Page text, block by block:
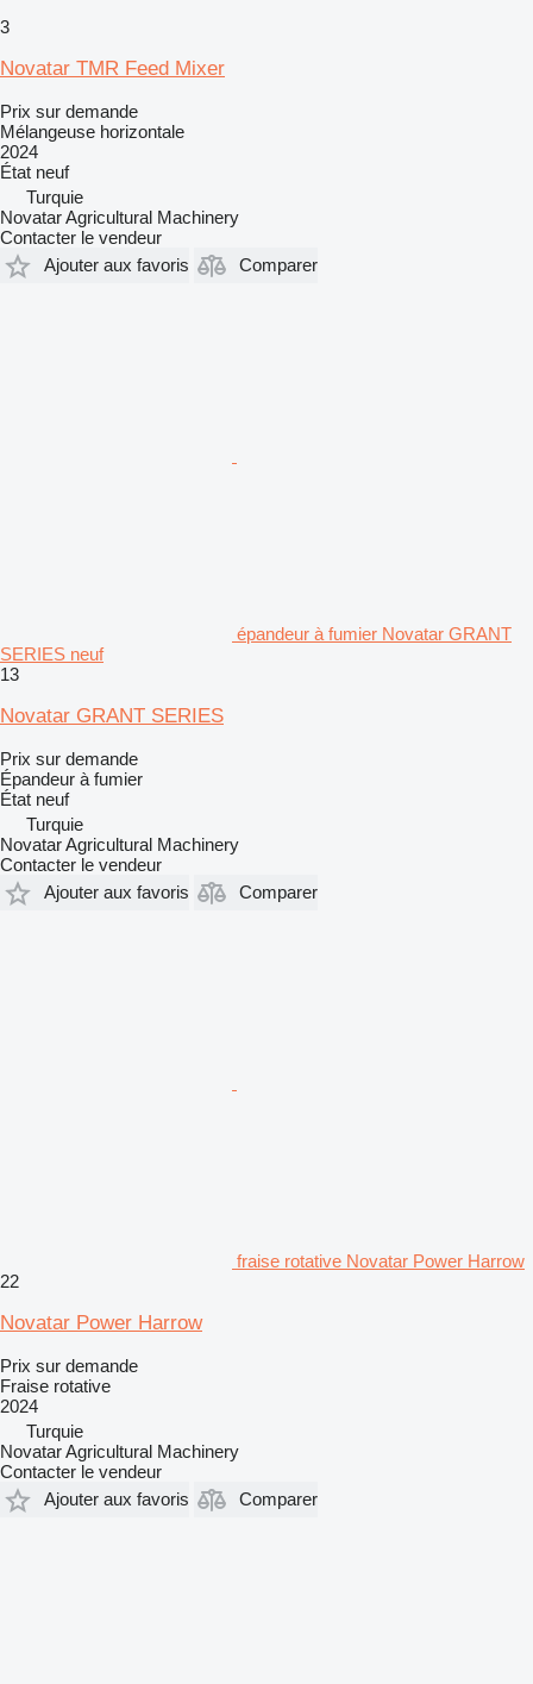
3
Novatar TMR Feed Mixer
Prix sur demande
Mélangeuse horizontale
2024
État neuf
Turquie
Novatar Agricultural Machinery
Contacter le vendeur
Ajouter aux favoris
Comparer
épandeur à fumier Novatar GRANT
SERIES neuf
13
Novatar GRANT SERIES
Prix sur demande
Épandeur à fumier
État neuf
Turquie
Novatar Agricultural Machinery
Contacter le vendeur
Ajouter aux favoris
Comparer
fraise rotative Novatar Power Harrow
22
Novatar Power Harrow
Prix sur demande
Fraise rotative
2024
Turquie
Novatar Agricultural Machinery
Contacter le vendeur
Ajouter aux favoris
Comparer